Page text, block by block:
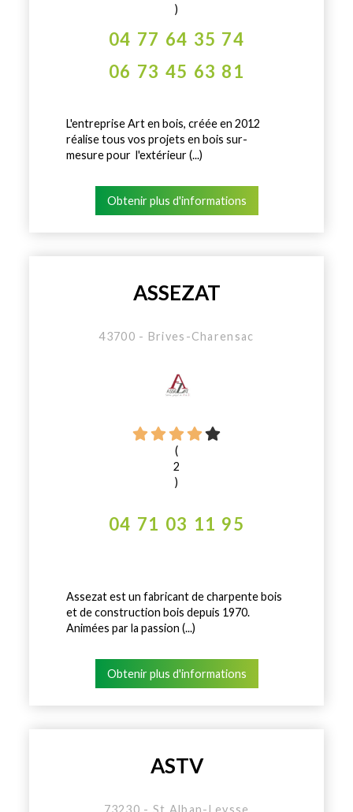
)
04 77 64 35 74
06 73 45 63 81
L'entreprise Art en bois, créée en 2012
réalise tous vos projets en bois sur-
mesure pour l'extérieur (...)
Obtenir plus d'informations
ASSEZAT
43700 - Brives-Charensac
(
2
)
04 71 03 11 95
Assezat est un fabricant de charpente bois
et de construction bois depuis 1970.
Animées par la passion (...)
Obtenir plus d'informations
ASTV
73230 - St Alban-Leysse